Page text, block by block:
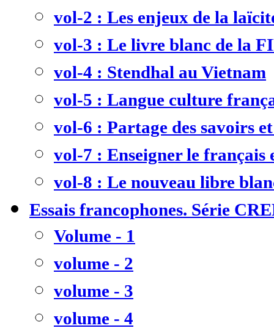
vol-2 : Les enjeux de la
vol-3 : Le livre blanc de la
vol-4 : Stendhal au Vietnam
vol-5 : Langue culture
vol-6 : Partage des savoirs
vol-7 : Enseigner le
vol-8 : Le nouveau libre
Essais francophones. Série
Volume - 1
volume - 2
volume - 3
volume - 4